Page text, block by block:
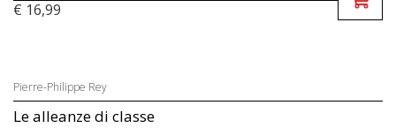
€ 16,99
Pierre-Philippe Rey
Le alleanze di classe